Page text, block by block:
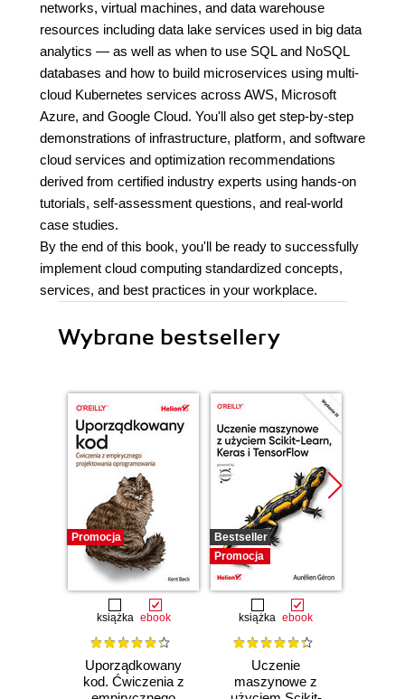
networks, virtual machines, and data warehouse
resources including data lake services used in big data
analytics — as well as when to use SQL and NoSQL
databases and how to build microservices using multi-
cloud Kubernetes services across AWS, Microsoft
Azure, and Google Cloud. You'll also get step-by-step
demonstrations of infrastructure, platform, and software
cloud services and optimization recommendations
derived from certified industry experts using hands-on
tutorials, self-assessment questions, and real-world
case studies.
By the end of this book, you'll be ready to successfully
implement cloud computing standardized concepts,
services, and best practices in your workplace.
Wybrane bestsellery
Promocja
książka ebook
Uporządkowany
kod. Ćwiczenia z
Bestseller
Promocja
książka ebook
Uczenie
maszynowe z